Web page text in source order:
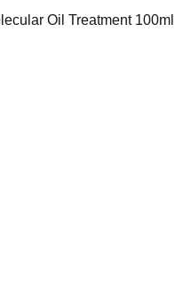
Oil Treatment 100ml